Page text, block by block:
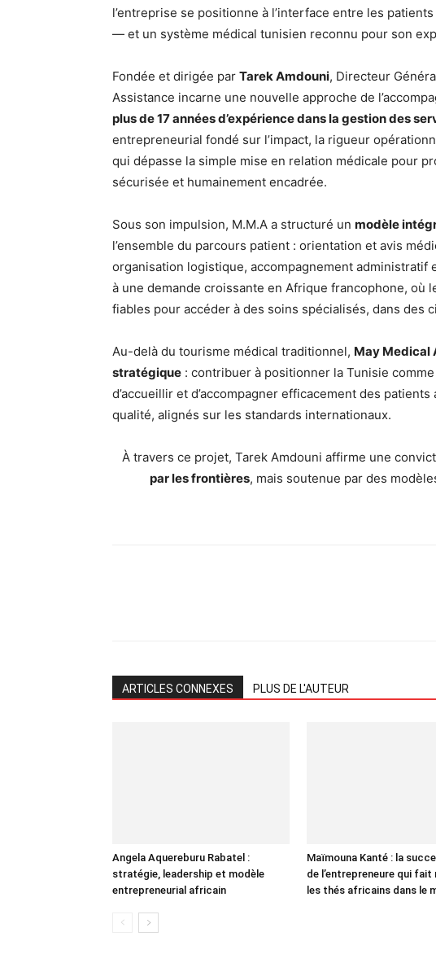
l’entreprise se positionne à l’interface entre les
— et un système médical tunisien reconnu pour son
Fondée et dirigée par Tarek Amdouni, Directeur
Assistance incarne une nouvelle approche de
plus de 17 années d’expérience dans la gestion des
entrepreneurial fondé sur l’impact, la rigueur
qui dépasse la simple mise en relation médicale pour
sécurisée et humainement encadrée.
Sous son impulsion, M.M.A a structuré un modèle
l’ensemble du parcours patient : orientation et avis
organisation logistique, accompagnement
à une demande croissante en Afrique francophone, où
fiables pour accéder à des soins spécialisés, dans des
Au-delà du tourisme médical traditionnel, May Medical
stratégique : contribuer à positionner la Tunisie
d’accueillir et d’accompagner efficacement des
qualité, alignés sur les standards internationaux.
À travers ce projet, Tarek Amdouni affirme une
par les frontières, mais soutenue par des
ARTICLES CONNEXES PLUS DE L'AUTEUR
Angela Aquereburu Rabatel :
stratégie, leadership et modèle
entrepreneurial africain
Maïmouna Kanté : la
de l’entrepreneure qui fait
les thés africains dans le